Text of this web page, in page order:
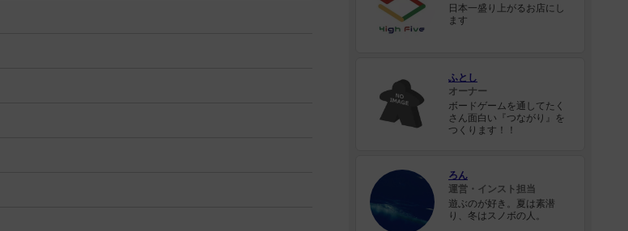
日本一盛り上がるお店にし
ます
ふとし
オーナー
ボードゲームを通してたく
さん面白い『つながり』を
つくります！！
ろん
運営・インスト担当
遊ぶのが好き。夏は素潜
り、冬はスノボの人。